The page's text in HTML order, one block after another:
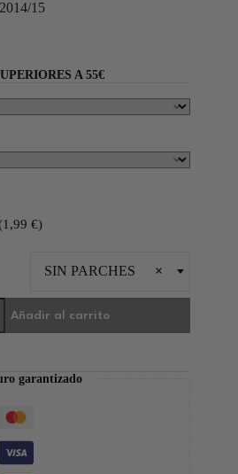
15
A 55€
1,99 €)
×
SIN PARCHES
Añadir al carrito
garantizado